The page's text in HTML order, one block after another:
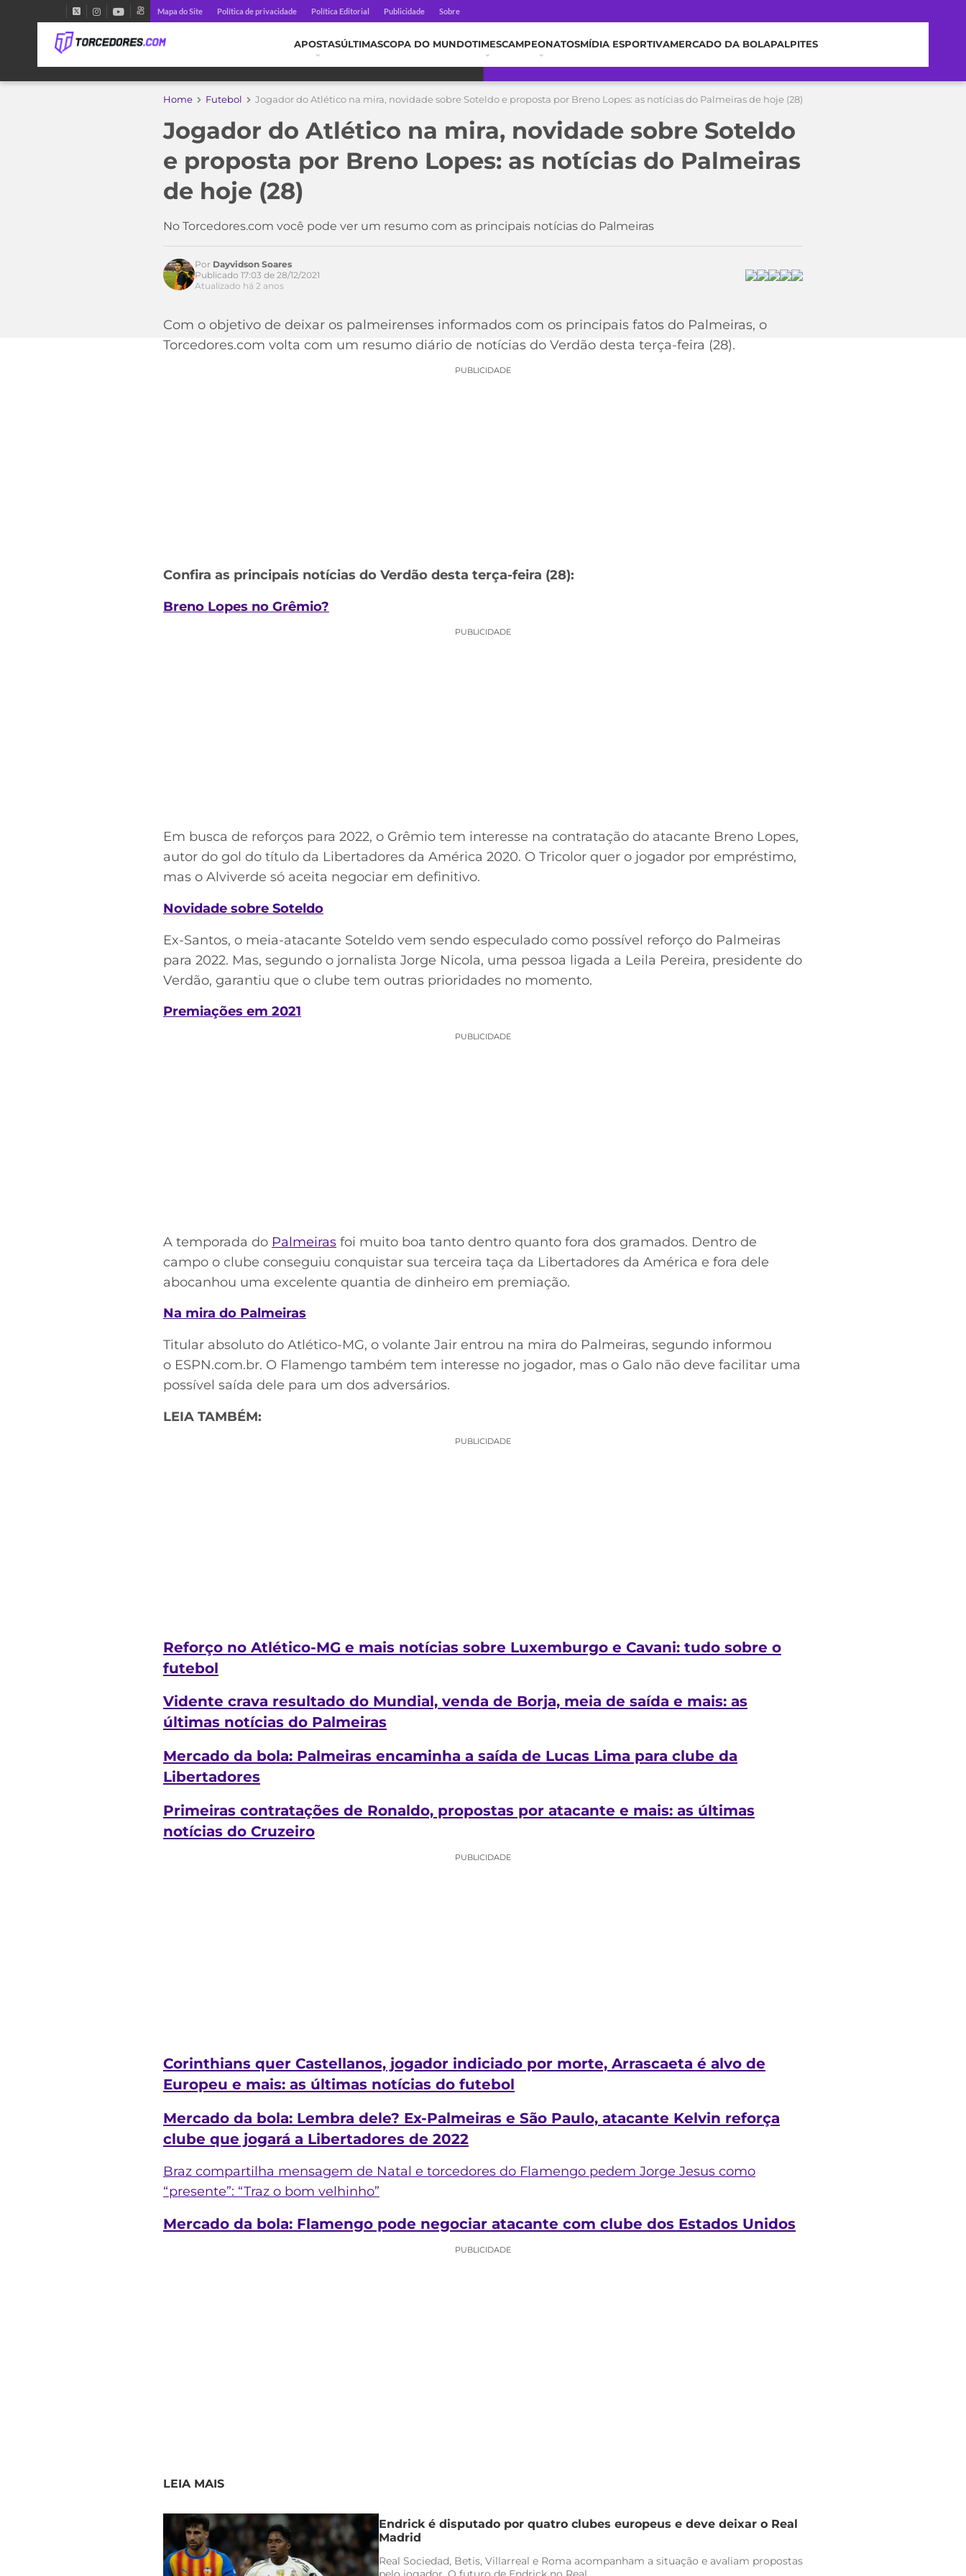
Mapa do Site Política de privacidade Política Editorial Publicidade Sobre
APOSTASÚLTIMASCOPA DO MUNDOTIMESCAMPEONATOSMÍDIA ESPORTIVAMERCADO DA BOLAPALPITES
Home Futebol Jogador do Atlético na mira, novidade sobre Soteldo e proposta por Breno Lopes: as notícias do Palmeiras de hoje (28)
Jogador do Atlético na mira, novidade sobre Soteldo
e proposta por Breno Lopes: as notícias do Palmeiras
de hoje (28)
No Torcedores.com você pode ver um resumo com as principais notícias do Palmeiras
Acesse o perfil do autor
Por Dayvidson Soares
Publicado 17:03 de 28/12/2021
Atualizado há 2 anos
Com o objetivo de deixar os palmeirenses informados com os principais fatos do Palmeiras, o
Torcedores.com volta com um resumo diário de notícias do Verdão desta terça-feira (28).
PUBLICIDADE
Confira as principais notícias do Verdão desta terça-feira (28):
Breno Lopes no Grêmio?
PUBLICIDADE
Em busca de reforços para 2022, o Grêmio tem interesse na contratação do atacante Breno Lopes,
autor do gol do título da Libertadores da América 2020. O Tricolor quer o jogador por empréstimo,
mas o Alviverde só aceita negociar em definitivo.
Novidade sobre Soteldo
Ex-Santos, o meia-atacante Soteldo vem sendo especulado como possível reforço do Palmeiras
para 2022. Mas, segundo o jornalista Jorge Nicola, uma pessoa ligada a Leila Pereira, presidente do
Verdão, garantiu que o clube tem outras prioridades no momento.
Premiações em 2021
PUBLICIDADE
A temporada do Palmeiras foi muito boa tanto dentro quanto fora dos gramados. Dentro de
campo o clube conseguiu conquistar sua terceira taça da Libertadores da América e fora dele
abocanhou uma excelente quantia de dinheiro em premiação.
Na mira do Palmeiras
Titular absoluto do Atlético-MG, o volante Jair entrou na mira do Palmeiras, segundo informou
o ESPN.com.br. O Flamengo também tem interesse no jogador, mas o Galo não deve facilitar uma
possível saída dele para um dos adversários.
LEIA TAMBÉM:
PUBLICIDADE
Reforço no Atlético-MG e mais notícias sobre Luxemburgo e Cavani: tudo sobre o
futebol
Vidente crava resultado do Mundial, venda de Borja, meia de saída e mais: as
últimas notícias do Palmeiras
Mercado da bola: Palmeiras encaminha a saída de Lucas Lima para clube da
Libertadores
Primeiras contratações de Ronaldo, propostas por atacante e mais: as últimas
notícias do Cruzeiro
PUBLICIDADE
Corinthians quer Castellanos, jogador indiciado por morte, Arrascaeta é alvo de
Europeu e mais: as últimas notícias do futebol
Mercado da bola: Lembra dele? Ex-Palmeiras e São Paulo, atacante Kelvin reforça
clube que jogará a Libertadores de 2022
Braz compartilha mensagem de Natal e torcedores do Flamengo pedem Jorge Jesus como
“presente”: “Traz o bom velhinho”
Mercado da bola: Flamengo pode negociar atacante com clube dos Estados Unidos
PUBLICIDADE
LEIA MAIS
Endrick é disputado por quatro clubes europeus e deve deixar o Real
Madrid
Real Sociedad, Betis, Villarreal e Roma acompanham a situação e avaliam propostas